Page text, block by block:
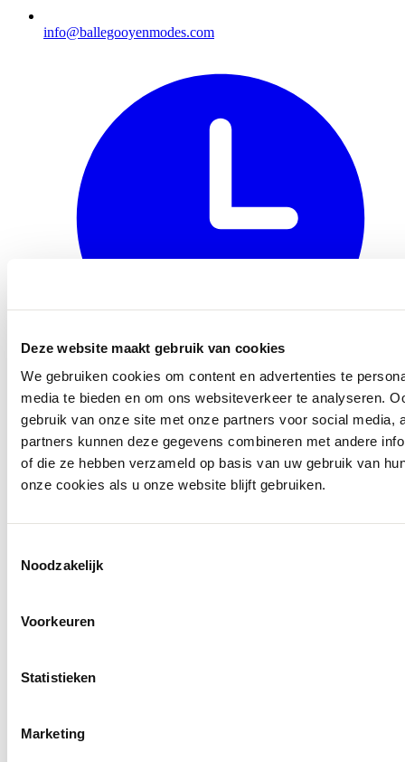
Deze website maakt gebruik van cookies
We gebruiken cookies om content en advertenties te
media te bieden en om ons websiteverkeer te analyseren.
gebruik van onze site met onze partners voor social media,
partners kunnen deze gegevens combineren met andere
of die ze hebben verzameld op basis van uw gebruik van
onze cookies als u onze website blijft gebruiken.
Noodzakelijk
Voorkeuren
Statistieken
Marketing
info@ballegooyenmodes.com
Openingstijden